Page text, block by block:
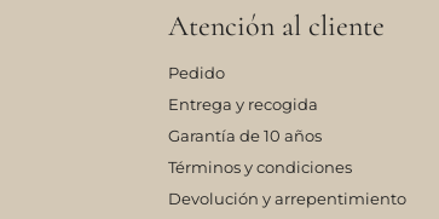
Atención al cliente
Pedido
Entrega y recogida
Garantía de 10 años
Términos y condiciones
Devolución y arrepentimiento